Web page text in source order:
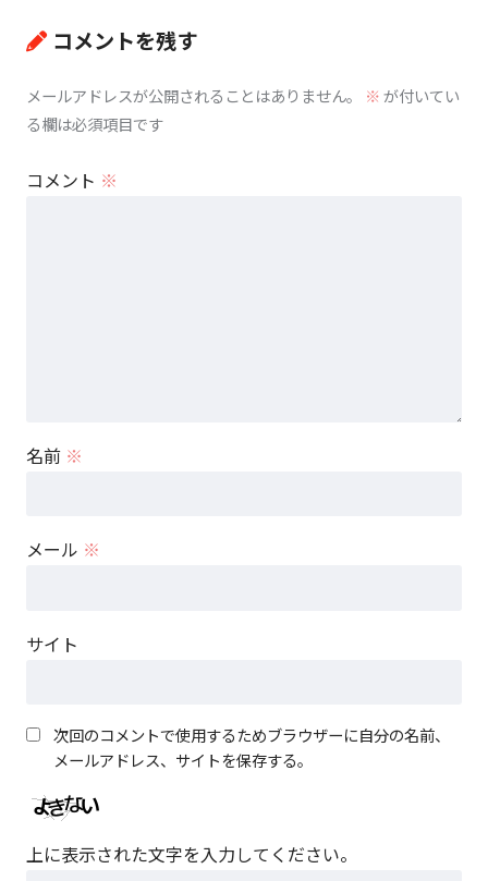
コメントを残す
メールアドレスが公開されることはありません。 ※が付いてい
る欄は必須項目です
コメント ※
名前 ※
メール ※
サイト
次回のコメントで使用するためブラウザーに自分の名前、
メールアドレス、サイトを保存する。
上に表示された文字を入力してください。